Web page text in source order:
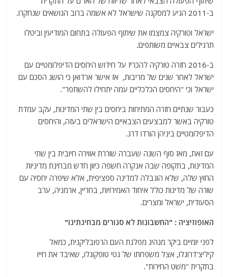
ב-2011 הגיע למסקנה שישראל לא אשמה ברוב הנושאים שנחקרו.
ישראל וטורקיה צמצמו את שיתוף הפעולה בתחום המודיעין וביטלו
תרגילים צבאיים משותפים.
ב-2016 חזרה טורקיה להכריז על חידוש היחסים הדיפלומטיים עם
ישראל לאחר שנים של מריבות, אז אישר ארדואן כי הושג הסכם עם
ישראל וכי "היחסים הכלכליים עמה יתחילו להשתפר".
כעבור שנתיים חזרה המתיחות ביחסים בין שתי המדינות, עקב עמדת
טורקיה באשר למבצעים הצבאיים הישראלים בעזה, והיחסים
הדיפלומטיים ביניהן הורדו דרג.
עם זאת, מאז סוף השנה שעברה שוררת אווירה חיובית בין שתי
המדינות, בתקופה שבה אנקרה חשפה כיוון חדש מבחינת מדיניות
החוץ שלה, שלא הוגבלה למדינה ספציפית, אלא שיפרה יחסיה עם
שורה של מדינות כולל איחוד האמירויות, בחריין, ארמניה, ערב
הסעודית, ישראל ומצרים.
האופוזיציה : "החשבונות לא סגורים מבחינתינו"
לפני יומיים ביקר מנהיג מפלגת העם הרפובליקנית, כמאל
קיליצ'דרוגלו, אצל משפחתו של גטי טופקוגלו, שאיבד את חייו
בתקרית "משט החירות".